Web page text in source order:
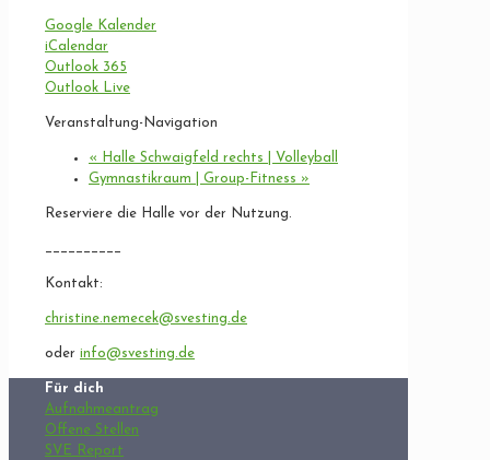
Google Kalender
iCalendar
Outlook 365
Outlook Live
Veranstaltung-Navigation
« Halle Schwaigfeld rechts | Volleyball
Gymnastikraum | Group-Fitness »
Reserviere die Halle vor der Nutzung.
__________
Kontakt:
christine.nemecek@svesting.de
oder info@svesting.de
Für dich
Aufnahmeantrag
Offene Stellen
SVE Report